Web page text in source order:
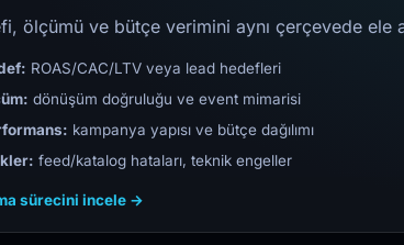
ölçümü ve bütçe verimini aynı çerçevede ele
ROAS/CAC/LTV veya lead hedefleri
dönüşüm doğruluğu ve event mimarisi
kampanya yapısı ve bütçe dağılımı
feed/katalog hataları, teknik engeller
sürecini incele →